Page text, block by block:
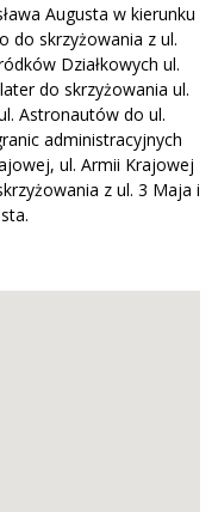
Augusta w kierunku
do skrzyżowania z ul.
Działkowych ul.
do skrzyżowania ul.
Astronautów do ul.
administracyjnych
ul. Armii Krajowej
z ul. 3 Maja i